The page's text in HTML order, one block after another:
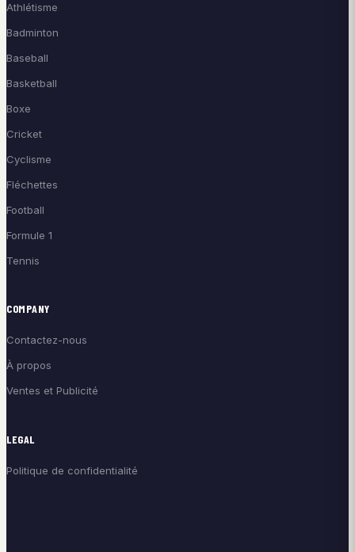
Athlétisme
Badminton
Baseball
Basketball
Boxe
Cricket
Cyclisme
Fléchettes
Football
Formule 1
Tennis
COMPANY
Contactez-nous
À propos
Ventes et Publicité
LEGAL
Politique de confidentialité